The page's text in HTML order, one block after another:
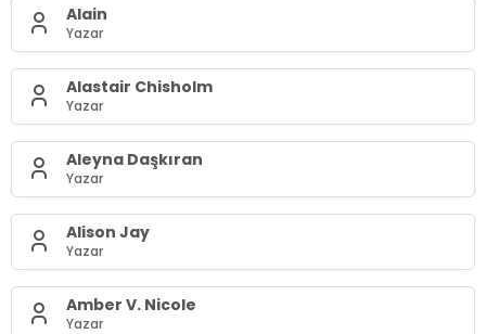
Alain
Yazar
Alastair Chisholm
Yazar
Aleyna Daşkıran
Yazar
Alison Jay
Yazar
Amber V. Nicole
Yazar